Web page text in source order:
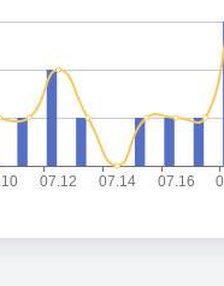
天才，对AI发展到底有多重要？
DeepSeek大涨价，Token价格战